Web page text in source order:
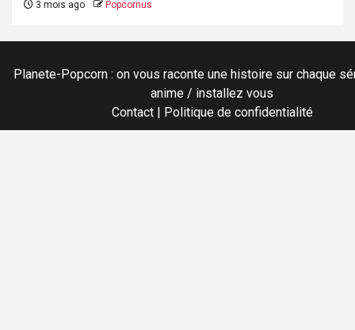
3 mois ago Popcornus
Planete-Popcorn : on vous raconte une histoire sur chaque
anime / installez vous
Contact| Politique de confidentialité